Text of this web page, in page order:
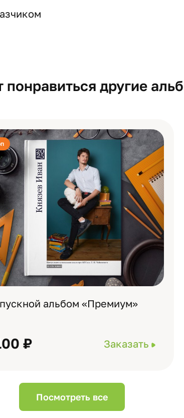
понравиться другие
альбом «Премиум»
₽ Заказать
Посмотреть все